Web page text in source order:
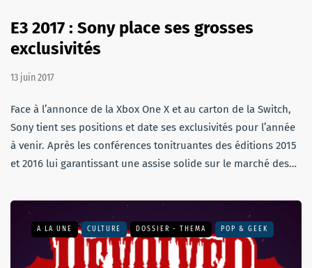
E3 2017 : Sony place ses grosses
exclusivités
13 juin 2017
Face à l’annonce de la Xbox One X et au carton de la Switch,
Sony tient ses positions et date ses exclusivités pour l’année
à venir. Après les conférences tonitruantes des éditions 2015
et 2016 lui garantissant une assise solide sur le marché des…
A LA UNE CULTURE DOSSIER - THEMA POP & GEEK